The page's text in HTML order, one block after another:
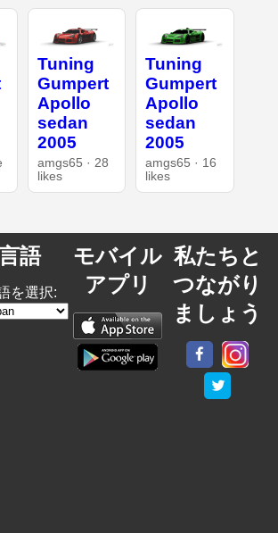
Tuning
Gumpert
Apollo
sedan
2005
amgs65 · 28
likes
Tuning
Gumpert
Apollo
sedan
2005
amgs65 · 16
likes
語
を選択:
モバイル
アプリ
私たちと
つながり
ましょう